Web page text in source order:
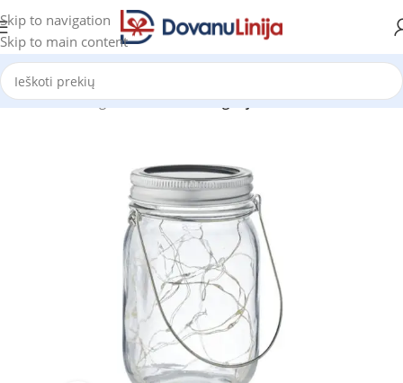
Skip to navigation
Skip to main content
Pradžia Katalogas Prekes be kategorijos